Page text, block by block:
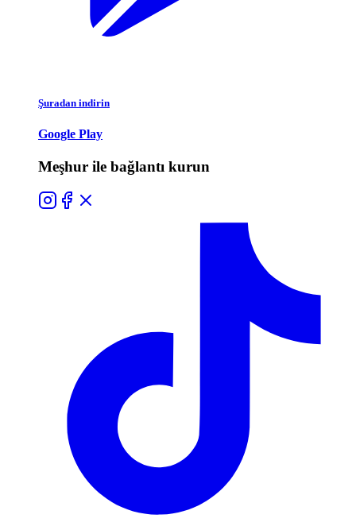
Şuradan indirin
Google Play
Meşhur ile bağlantı kurun